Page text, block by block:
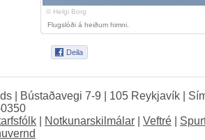
© Helgi Borg
Flugslóði á heiðum himni.
| Bústaðavegi 7-9 | 105 Reykjavík |
Notkunarskilmálar Veftré